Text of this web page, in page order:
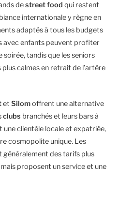
destreet food qui restent
internationale y règne en
adaptés à tous les budgets
avec enfants peuvent profiter
tandis que les seniors
calmes en retrait de l’artère
et Silomoffrent une alternative
clubs branchés et leurs bars à
clientèle locale et expatriée,
cosmopolite unique. Les
des tarifs plus
mais proposent un service et une